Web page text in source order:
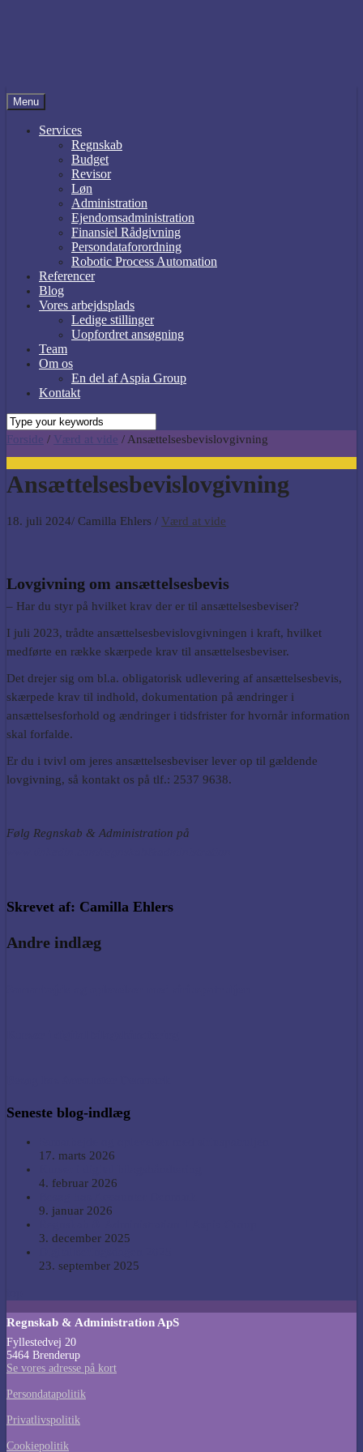
Menu
Services
Regnskab
Budget
Revisor
Løn
Administration
Ejendomsadministration
Finansiel Rådgivning
Persondataforordning
Robotic Process Automation
Referencer
Blog
Vores arbejdsplads
Ledige stillinger
Uopfordret ansøgning
Team
Om os
En del af Aspia Group
Kontakt
Forside / Værd at vide / Ansættelsesbevislovgivning
Ansættelsesbevislovgivning
18. juli 2024/ Camilla Ehlers / Værd at vide
Lovgivning om ansættelsesbevis
– Har du styr på hvilket krav der er til ansættelsesbeviser?
I juli 2023, trådte ansættelsesbevislovgivningen i kraft, hvilket
medførte en række skærpede krav til ansættelsesbeviser.
Det drejer sig om bl.a. obligatorisk udlevering af ansættelsesbevis,
skærpede krav til indhold, dokumentation på ændringer i
ansættelsesforhold og ændringer i tidsfrister for hvornår information
skal forfalde.
Er du i tvivl om jeres ansættelsesbeviser lever op til gældende
lovgivning, så kontakt os på tlf.: 2537 9638.
Følg Regnskab & Administration på
Skrevet af: Camilla Ehlers
Andre indlæg
Seneste blog-indlæg
17. marts 2026
4. februar 2026
9. januar 2026
3. december 2025
23. september 2025
Regnskab & Administration ApS
Fyllestedvej 20
5464 Brenderup
Se vores adresse på kort
Persondatapolitik
Privatlivspolitik
Cookiepolitik